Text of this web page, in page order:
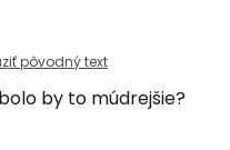
pôvodný text
by to múdrejšie?